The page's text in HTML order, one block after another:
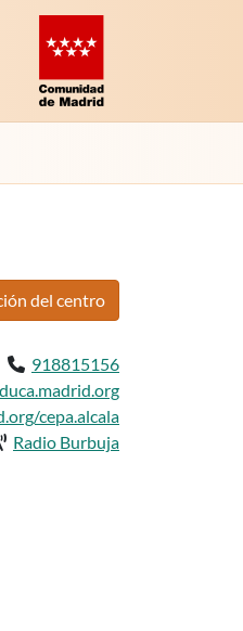
Innovación y Formación
Comunidad de Madrid
del centro
Teléfono:
918815156
cepa.alcala
del centro:
Radio Burbuja